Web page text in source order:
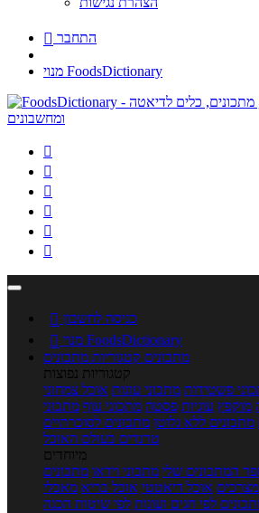
 התחבר
מנוי FoodsDictionary






 כניסה לחשבון

מנוי FoodsDictionary
מתכונים קטגוריות מתכונים
קטגוריות נפוצות
פשטידות מתכוני עוגות אוכל צמחוני
מוקפץ עוגיות פסטה מתכוני עוף מתכוני
מתכונים ללא גלוטן מתכונים לסוכרתיים
טרנדים בעולם האוכל
מיוחדים
המתכונים שלי מתכוני וידאו מתכונים
אוכל דיאטטי אוכל בריא מאכלי
לפי חגים ועונות לפי שיטות הכנה